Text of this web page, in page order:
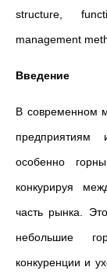
structure,
management
Введение
В современном
предприятиям
особенно
конкурируя
часть рынка.
небольшие
конкуренции и